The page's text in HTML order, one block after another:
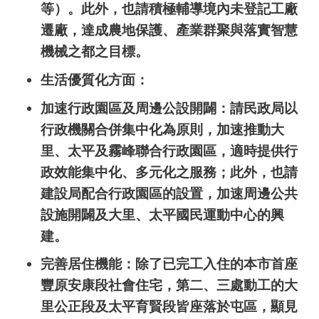
等）。此外，也請積極輔導境內未登記工廠
遷廠，達成農地保護、產業群聚與落實智慧
機械之都之目標。
生活優質化方面：
加速行政園區及周邊公設開闢：請民政局以
行政機關合併集中化為原則，加速推動大
里、太平及霧峰聯合行政園區，適時提供行
政效能集中化、多元化之服務；此外，也請
建設局配合行政園區的設置，加速周邊公共
設施開闢及大里、太平國民運動中心的興
建。
完善居住機能：除了已完工入住的本市首座
豐原安康段社會住宅，第二、三處動工的大
里公正段及太平育賢段皆座落於屯區，顯見